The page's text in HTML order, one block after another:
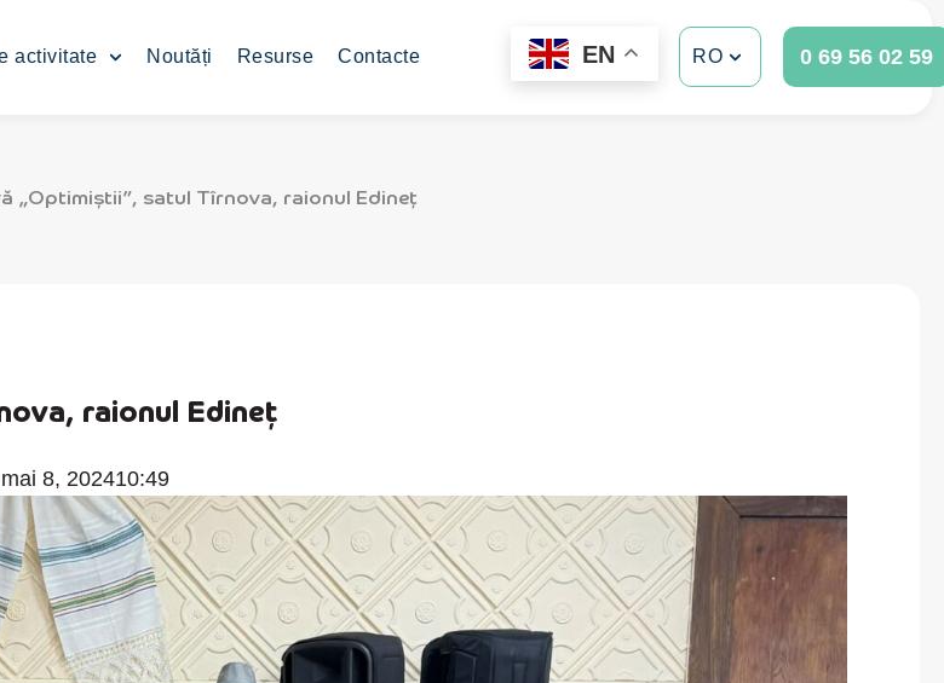
activitate Noutăți Resurse Contacte EN RO 0 69 56 02 59
„Optimiștii”, satul Tîrnova, raionul Edineț
raionul Edineț
mai 8, 202410:49